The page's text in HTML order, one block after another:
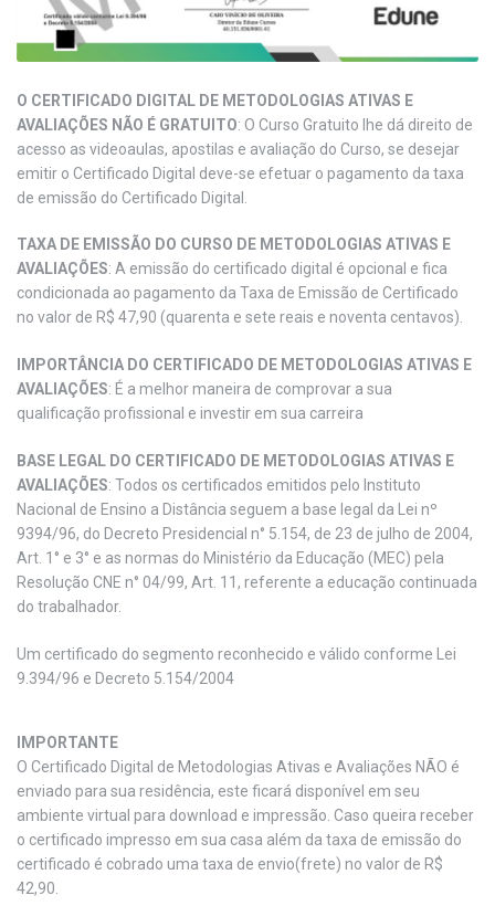
O CERTIFICADO DIGITAL DE METODOLOGIAS ATIVAS E
AVALIAÇÕES NÃO É GRATUITO: O Curso Gratuito lhe dá direito de
acesso as videoaulas, apostilas e avaliação do Curso, se desejar
emitir o Certificado Digital deve-se efetuar o pagamento da taxa
de emissão do Certificado Digital.
TAXA DE EMISSÃO DO CURSO DE METODOLOGIAS ATIVAS E
AVALIAÇÕES: A emissão do certificado digital é opcional e fica
condicionada ao pagamento da Taxa de Emissão de Certificado
no valor de R$ 47,90 (quarenta e sete reais e noventa centavos).
IMPORTÂNCIA DO CERTIFICADO DE METODOLOGIAS ATIVAS E
AVALIAÇÕES: É a melhor maneira de comprovar a sua
qualificação profissional e investir em sua carreira
BASE LEGAL DO CERTIFICADO DE METODOLOGIAS ATIVAS E
AVALIAÇÕES: Todos os certificados emitidos pelo Instituto
Nacional de Ensino a Distância seguem a base legal da Lei nº
9394/96, do Decreto Presidencial n° 5.154, de 23 de julho de 2004,
Art. 1° e 3° e as normas do Ministério da Educação (MEC) pela
Resolução CNE n° 04/99, Art. 11, referente a educação continuada
do trabalhador.
Um certificado do segmento reconhecido e válido conforme Lei
9.394/96 e Decreto 5.154/2004
IMPORTANTE
O Certificado Digital de Metodologias Ativas e Avaliações NÃO é
enviado para sua residência, este ficará disponível em seu
ambiente virtual para download e impressão. Caso queira receber
o certificado impresso em sua casa além da taxa de emissão do
certificado é cobrado uma taxa de envio(frete) no valor de R$
42,90.